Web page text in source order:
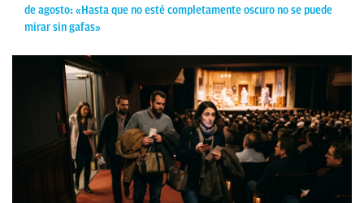
de agosto: «Hasta que no esté completamente oscuro no se puede
mirar sin gafas»